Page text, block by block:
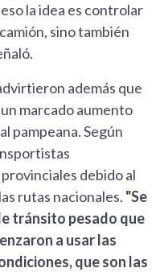
la idea es controlar
sino también
además que
marcado aumento
pampeana. Según
debido al
rutas nacionales. "Se
tránsito pesado que
a usar las
que son las